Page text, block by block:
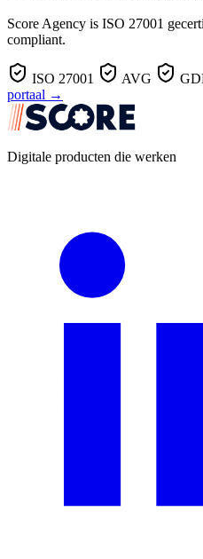
Score Agency is ISO 27001
compliant.
ISO 27001 AVG
portaal →
Digitale producten die werken